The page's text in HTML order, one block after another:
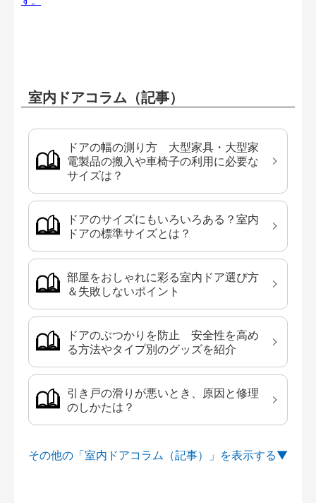
室内ドアコラム（記事）
ドアの幅の測り方 大型家具・大型家
電製品の搬入や車椅子の利用に必要な
サイズは？
ドアのサイズにもいろいろある？室内
ドアの標準サイズとは？
部屋をおしゃれに彩る室内ドア選び方
＆失敗しないポイント
ドアのぶつかりを防止 安全性を高め
る方法やタイプ別のグッズを紹介
引き戸の滑りが悪いとき、原因と修理
のしかたは？
その他の「室内ドアコラム（記事）」を